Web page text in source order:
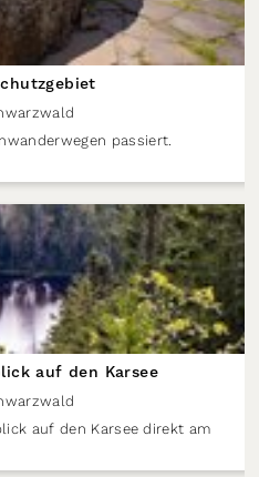
passiert.
auf den Karsee
auf den Karsee direkt am